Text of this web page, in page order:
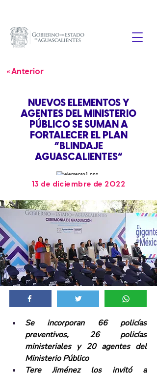
« Anterior
NUEVOS ELEMENTOS Y
AGENTES DEL MINISTERIO
PÚBLICO SE SUMAN A
FORTALECER EL PLAN
“BLINDAJE
AGUASCALIENTES”
13 de diciembre de 2022
Se incorporan 66 policías
preventivos, 26 policías
ministeriales y 20 agentes del
Ministerio Público
Tere Jiménez los invitó a